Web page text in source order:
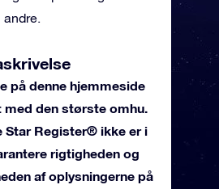
på denne hjemmeside
med den største omhu.
Star Register® ikke er i
rigtigheden og
af oplysningerne på